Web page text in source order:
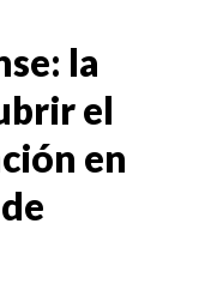
la
el
en